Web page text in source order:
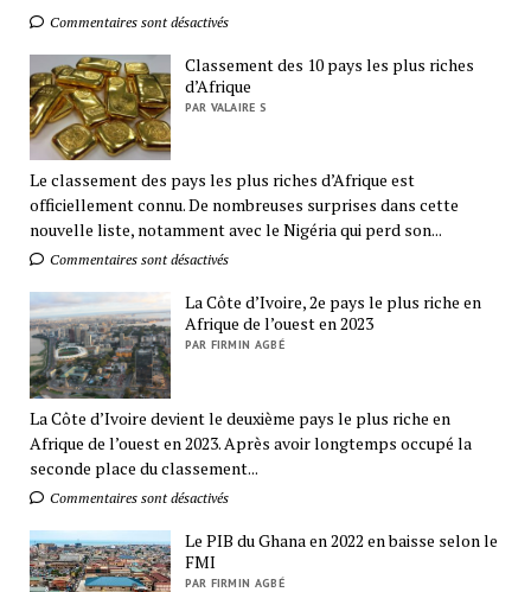
Commentaires sont désactivés
Classement des 10 pays les plus riches
d’Afrique
PAR VALAIRE S
Le classement des pays les plus riches d’Afrique est
officiellement connu. De nombreuses surprises dans cette
nouvelle liste, notamment avec le Nigéria qui perd son...
Commentaires sont désactivés
La Côte d’Ivoire, 2e pays le plus riche en
Afrique de l’ouest en 2023
PAR FIRMIN AGBÉ
La Côte d’Ivoire devient le deuxième pays le plus riche en
Afrique de l’ouest en 2023. Après avoir longtemps occupé la
seconde place du classement...
Commentaires sont désactivés
Le PIB du Ghana en 2022 en baisse selon le
FMI
PAR FIRMIN AGBÉ